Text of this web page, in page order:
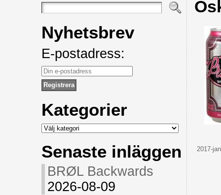
Nyhetsbrev
E-postadress:
Kategorier
Kategorier
Senaste inläggen
BRØL Backwards
2026-08-09
2017-